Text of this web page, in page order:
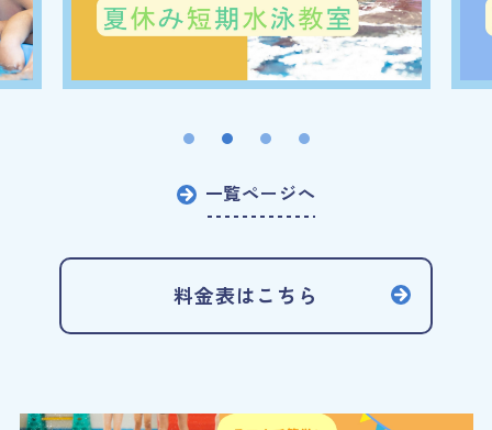
一覧ページへ
料金表はこちら